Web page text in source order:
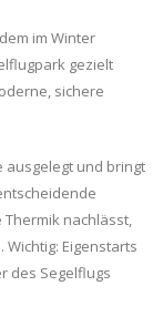
im Winter
gezielt
sichere
ausgelegt und bringt
Thermik nachlässt,
Eigenstarts
des Segelflugs